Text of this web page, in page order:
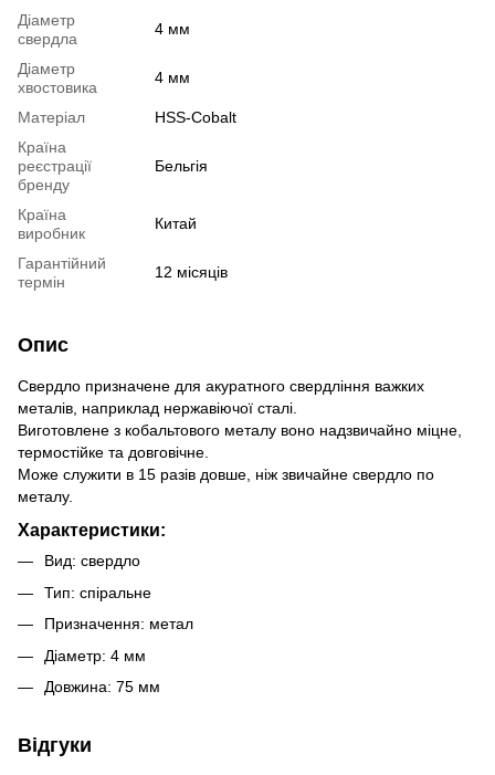
Діаметр
свердла
4 мм
Діаметр
хвостовика
4 мм
Матеріал
HSS-Cobalt
Країна
реєстрації
бренду
Бельгія
Країна
виробник
Китай
Гарантійний
термін
12 місяців
Опис
Свердло призначене для акуратного свердління важких
металів, наприклад нержавіючої сталі.
Виготовлене з кобальтового металу воно надзвичайно міцне,
термостійке та довговічне.
Може служити в 15 разів довше, ніж звичайне свердло по
металу.
Характеристики:
Вид: свердло
Тип: спіральне
Призначення: метал
Діаметр: 4 мм
Довжина: 75 мм
Відгуки